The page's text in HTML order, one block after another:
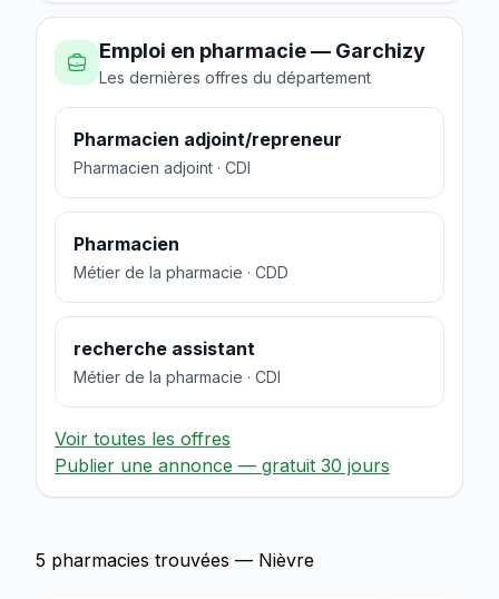
Emploi en pharmacie — Garchizy
Les dernières offres du département
Pharmacien adjoint/repreneur
Pharmacien adjoint · CDI
Pharmacien
Métier de la pharmacie · CDD
recherche assistant
Métier de la pharmacie · CDI
Voir toutes les offres
Publier une annonce — gratuit 30 jours
5 pharmacies trouvées — Nièvre